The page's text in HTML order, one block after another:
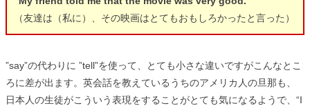
（友達は（私に）、その映画はとてもおもしろかったと言った）
”say”の代わりに ”tell”を使って、とても小さな違いですがこんなとこ
ろに差が出ます。英会話を教えているうちのアメリカ人の旦那も、
日本人の生徒がこういう表現をすることがとても気になるようで、“I